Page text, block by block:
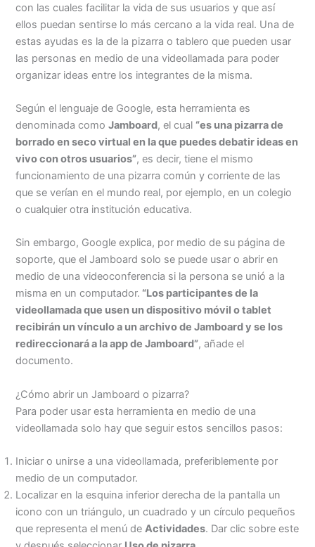
con las cuales facilitar la vida de sus usuarios y que así
ellos puedan sentirse lo más cercano a la vida real. Una de
estas ayudas es la de la pizarra o tablero que pueden usar
las personas en medio de una videollamada para poder
organizar ideas entre los integrantes de la misma.
Según el lenguaje de Google, esta herramienta es
denominada comoJamboard, el cual “es una pizarra de
borrado en seco virtual en la que puedes debatir ideas en
vivo con otros usuarios”, es decir, tiene el mismo
funcionamiento de una pizarra común y corriente de las
que se verían en el mundo real, por ejemplo, en un colegio
o cualquier otra institución educativa.
Sin embargo, Google explica, por medio de su página de
soporte, que el Jamboard solo se puede usar o abrir en
medio de una videoconferencia si la persona se unió a la
misma en un computador. “Los participantes de la
videollamada que usen un dispositivo móvil o tablet
recibirán un vínculo a un archivo de Jamboard y se los
redireccionará a la app de Jamboard”, añade el
documento.
¿Cómo abrir un Jamboard o pizarra?
Para poder usar esta herramienta en medio de una
videollamada solo hay que seguir estos sencillos pasos:
Iniciar o unirse a una videollamada, preferiblemente por
medio de un computador.
Localizar en la esquina inferior derecha de la pantalla un
icono con un triángulo, un cuadrado y un círculo pequeños
que representa el menú deActividades. Dar clic sobre este